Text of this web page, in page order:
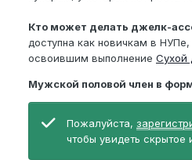
Кто может делать джелк-
доступна как новичкам в
освоившим выполнение Сухой
Мужской половой член в
Пожалуйста,
чтобы увидеть скрытое